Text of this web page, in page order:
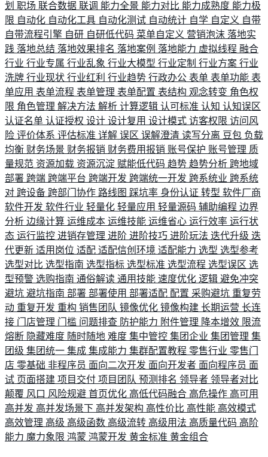
划 职场 联合数据 联调 能力全景 能力对比 能力成熟度 能力极
限 自动化 自动化工具 自动化测试 自动统计 自学 自定义 自带
自带流程引擎 自研 自研低代码 菜单自定义 营销泡沫 落地实
践 落地总结 落地效果排名 落地案例 落地能力 虚拟线程 融合
行业 行业专属 行业乱象 行业大模型 行业定制 行业方案 行业
洗牌 行业现状 行业红利 行业趋势 行政办公 表单 表单功能 表
单应用 表单流程 表单管理 表单配置 表结构 观念转变 角色权
限 角色管理 解决方法 解析 计算逻辑 认可标准 认知 认知误区
认证名单 认证授权 设计 设计复用 设计模式 访客权限 访问风
险 评价体系 评估标准 详解 误区 误解澄清 读写分离 豆包 负载
均衡 财务场景 财务报销 财务费用报销 账号保护 账号管理 质
量规范 资源加载 资源沉淀 赋能低代码 趋势 趋势分析 跨地域
部署 跨端 跨端平台 跨端开发 跨端统一开发 跨系统业 跨系统
对 跨设备 跨部门协作 路线图 踩坑率 身份认证 转型 软件厂商
软件开发 软件行业 轻量化 轻量应用 轻量源码 辅助编程 边界
分析 边缘计算 运维成本 运维技能 运维省心 运行效率 运行状
态 运行监控 进销存管理 进阶 进阶技巧 进阶玩法 迭代升级 迭
代更新 适用岗位 适配 适配信创环境 适配能力 选型 选型参考
选型对比 选型指南 选型指标 选型标准 选型流程 选型误区 选
型预警 选购指南 通俗解读 通用技能 速度优化 逻辑 避免冲突
避坑 避坑指南 部署 部署使用 部署适配 配置 采购避坑 重复劳
动 重复开发 重构 销售团队 镜像优化 镜像构建 长期运营 长连
接 门店管理 门槛 问题排查 防护能力 附件管理 降本增效 限流
熔断 隐藏难度 随时随地 难度 集中管控 集团企业 集团管理 集
团级 集团统一 集成 集成能力 集群配置教程 零售行业 零售门
店 零基础 非程序员 面向二次开发 面向开发者 面向程序员 面
试 页面搭建 项目交付 项目团队 预测排名 领导者 领导者对比
颠覆 风口 风险规避 首页优化 高低代码融合 高危操作 高可用
高并发 高并发场景下 高并发架构 高性价比 高性能 高效模式
高效管理 高级 高级函数 高级流转 高级用法 高质量代码 高阶
能力 魔力象限 鸿蒙 鸿蒙开发 黄金标准 黄金组合